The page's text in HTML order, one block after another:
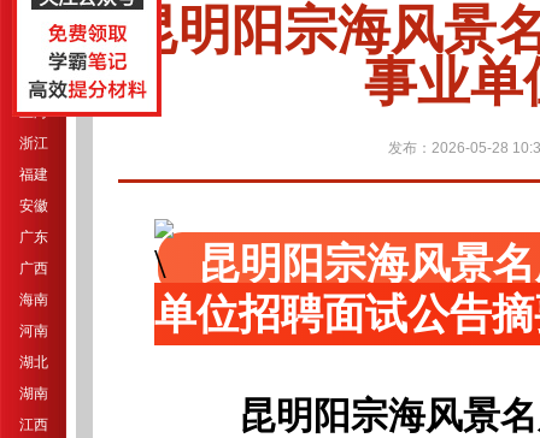
江苏
上海
浙江
福建
安徽
广东
广西
海南
河南
湖北
湖南
江西
昆明阳宗海风景
事业单
发布：2026-05-28
昆明阳宗海风景
单位招聘面试公告
昆明阳宗海风景